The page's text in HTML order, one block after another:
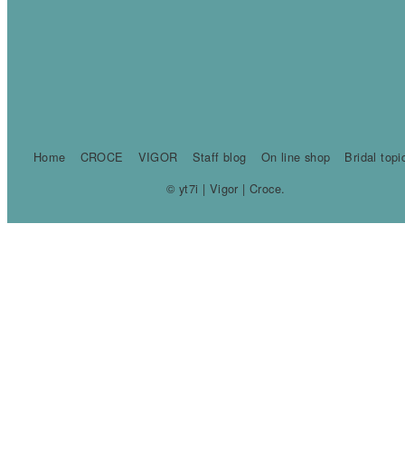
Home CROCE VIGOR Staff blog On line shop
Bridal
© yt7i | Vigor | Croce.